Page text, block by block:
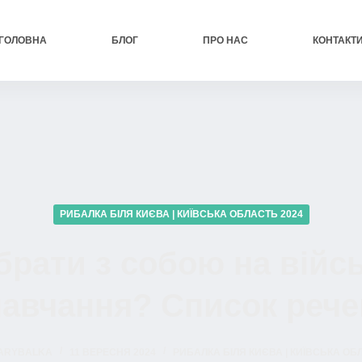
БЛОГ ПРО НАС КОНТАКТИ
РИБАЛКА БІЛЯ КИЄВА | КИЇВСЬКА ОБЛАСТЬ 2024